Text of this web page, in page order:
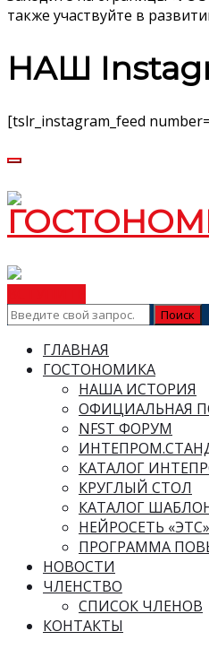
также участвуйте в
НАШ
[tslr_instagram_feed
ГЛАВНАЯ
ГОСТОНОМИКА
НАША ИСТОРИЯ
ОФИЦИАЛЬНАЯ
NFST ФОРУМ
КАТАЛОГ
КРУГЛЫЙ СТОЛ
КАТАЛОГ
НЕЙРОСЕТЬ «ЭТС»
ПРОГРАММА
НОВОСТИ
ЧЛЕНСТВО
СПИСОК ЧЛЕНОВ
КОНТАКТЫ